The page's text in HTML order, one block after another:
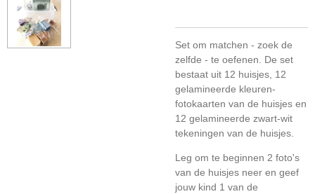
Set om matchen - zoek de
zelfde - te oefenen. De set
bestaat uit 12 huisjes, 12
gelamineerde kleuren-
fotokaarten van de huisjes en
12 gelamineerde zwart-wit
tekeningen van de huisjes.
Leg om te beginnen 2 foto's
van de huisjes neer en geef
jouw kind 1 van de